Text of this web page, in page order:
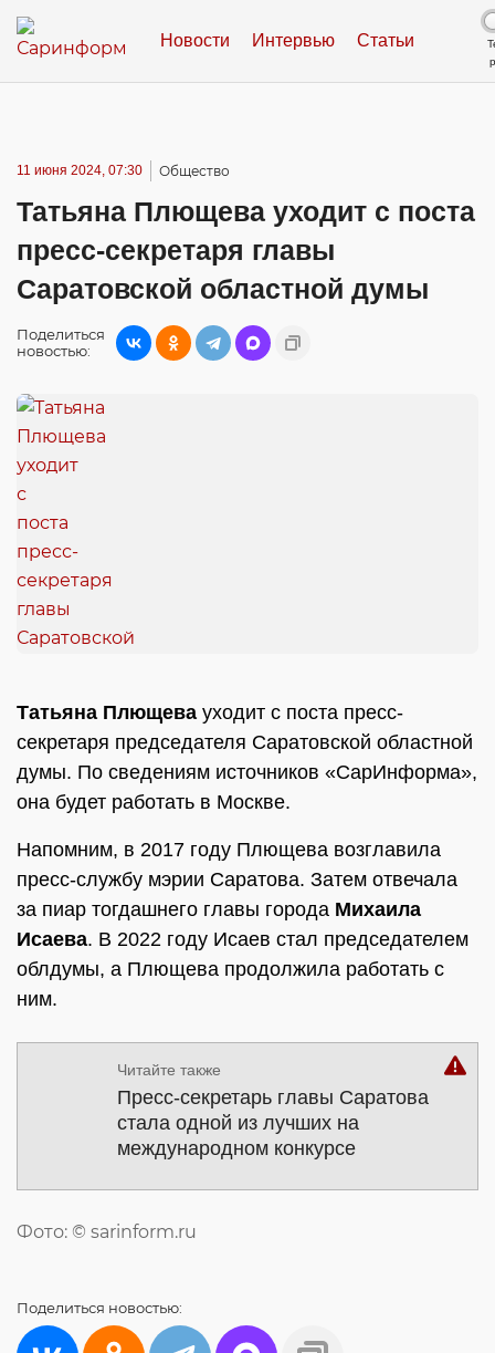
Новости Интервью Статьи
11 июня 2024, 07:30 Общество
Татьяна Плющева уходит с поста
пресс-секретаря главы
Саратовской областной думы
Поделиться
новостью:
Татьяна Плющева уходит с поста пресс-
секретаря председателя Саратовской областной
думы. По сведениям источников «СарИнформа»,
она будет работать в Москве.
Напомним, в 2017 году Плющева возглавила
пресс-службу мэрии Саратова. Затем отвечала
за пиар тогдашнего главы города Михаила
Исаева. В 2022 году Исаев стал председателем
облдумы, а Плющева продолжила работать с
ним.
Читайте также
Пресс-секретарь главы Саратова
стала одной из лучших на
международном конкурсе
Фото: © sarinform.ru
Поделиться новостью: